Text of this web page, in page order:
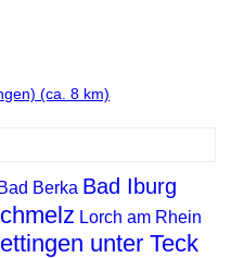
(ca. 8 km)
Bad Berka Bad Iburg
Lorch am Rhein
unter Teck